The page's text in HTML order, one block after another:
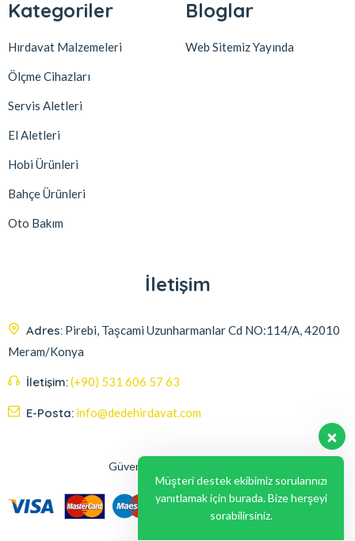
Kategoriler
Hırdavat Malzemeleri
Ölçme Cihazları
Servis Aletleri
El Aletleri
Hobi Ürünleri
Bahçe Ürünleri
Oto Bakım
Bloglar
Web Sitemiz Yayında
İletişim
Adres: Pirebi, Taşcami Uzunharmanlar Cd NO:114/A, 42010
Meram/Konya
İletişim:(+90) 531 606 57 63
E-Posta: info@dedehirdavat.com
Güvenli Ödeme Seçenekleri
Müşteri destek ekibimiz sorularınızı
yanıtlamak için burada. Bize herşeyi
sorabilirsiniz.